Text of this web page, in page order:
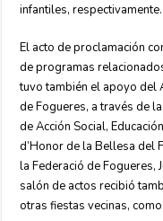
infantiles, respectivamente.
El acto de proclamación
de programas
tuvo también el apoyo del
de Fogueres, a través de
de Acción Social,
d’Honor de la Bellesa del
la Federació de Fogueres,
salón de actos recibió
otras fiestas vecinas,